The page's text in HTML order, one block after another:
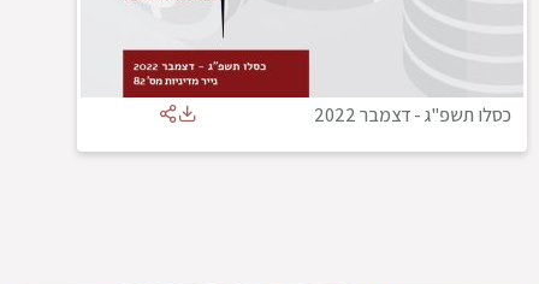
כסלו תשפ"ג-דצמבר 2022